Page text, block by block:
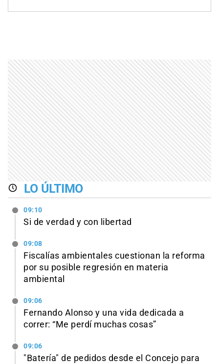
LO ÚLTIMO
09:10
Si de verdad y con libertad
09:08
Fiscalías ambientales cuestionan la reforma
por su posible regresión en materia
ambiental
09:06
Fernando Alonso y una vida dedicada a
correr: “Me perdí muchas cosas”
09:06
"Batería" de pedidos desde el Concejo para